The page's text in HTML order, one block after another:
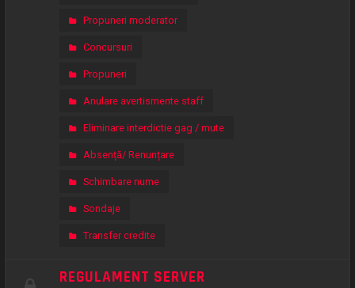
Propuneri moderator
Concursuri
Propuneri
Anulare avertismente staff
Eliminare interdictie gag / mute
Absență/ Renunțare
Schimbare nume
Sondaje
Transfer credite
REGULAMENT SERVER